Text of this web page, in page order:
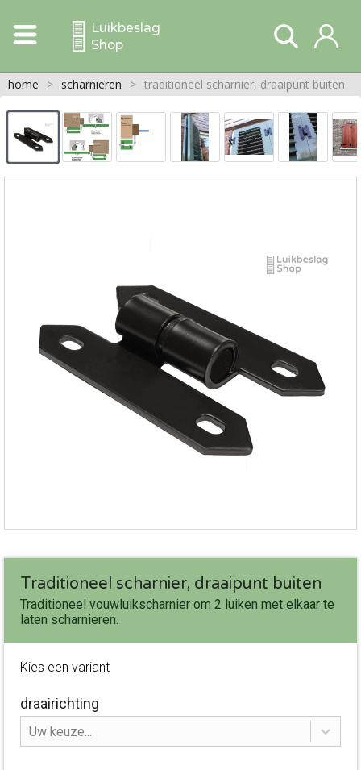
Luikbeslag
Shop
home > scharnieren > traditioneel scharnier, draaipunt buiten
Traditioneel scharnier, draaipunt buiten
Traditioneel vouwluikscharnier om 2 luiken met elkaar te
laten scharnieren.
Kies een variant
draairichting
Uw keuze...